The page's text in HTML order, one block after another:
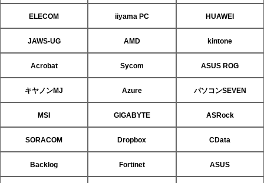
ELECOM iiyama PC HUAWEI
JAWS-UG AMD kintone
Acrobat Sycom ASUS ROG
キヤノンMJ Azure パソコンSEVEN
MSI GIGABYTE ASRock
SORACOM Dropbox CData
Backlog Fortinet ASUS